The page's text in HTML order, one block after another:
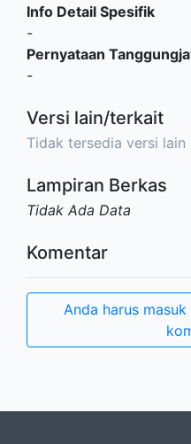
Info Detail Spesifik
-
Pernyataan
-
Versi lain/terkait
Tidak tersedia versi lain
Lampiran Berkas
Tidak Ada Data
Komentar
Anda harus